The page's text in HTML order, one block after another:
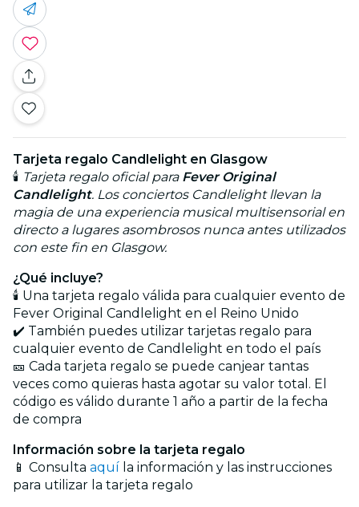
Tarjeta regalo Candlelight en Glasgow
🕯️ Tarjeta regalo oficial para Fever Original
Candlelight. Los conciertos Candlelight llevan la
magia de una experiencia musical multisensorial en
directo a lugares asombrosos nunca antes utilizados
con este fin en Glasgow.
¿Qué incluye?
🕯️ Una tarjeta regalo válida para cualquier evento de
Fever Original Candlelight en el Reino Unido
✔️ También puedes utilizar tarjetas regalo para
cualquier evento de Candlelight en todo el país
🎫 Cada tarjeta regalo se puede canjear tantas
veces como quieras hasta agotar su valor total. El
código es válido durante 1 año a partir de la fecha
de compra
Información sobre la tarjeta regalo
📱 Consulta aquí la información y las instrucciones
para utilizar la tarjeta regalo